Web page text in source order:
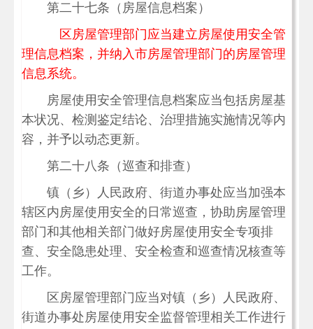
第二十七条（房屋信息档案）
区房屋管理部门应当建立房屋使用安全管
理信息档案，并纳入市房屋管理部门的房屋管理
信息系统。
房屋使用安全管理信息档案应当包括房屋基
本状况、检测鉴定结论、治理措施实施情况等内
容，并予以动态更新。
第二十八条（巡查和排查）
镇（乡）人民政府、街道办事处应当加强本
辖区内房屋使用安全的日常巡查，协助房屋管理
部门和其他相关部门做好房屋使用安全专项排
查、安全隐患处理、安全检查和巡查情况核查等
工作。
区房屋管理部门应当对镇（乡）人民政府、
街道办事处房屋使用安全监督管理相关工作进行